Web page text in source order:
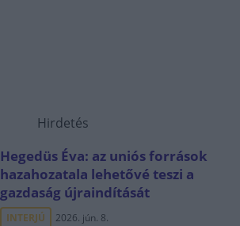
Hirdetés
Hegedüs Éva: az uniós források
hazahozatala lehetővé teszi a
gazdaság újraindítását
INTERJÚ 2026. jún. 8.